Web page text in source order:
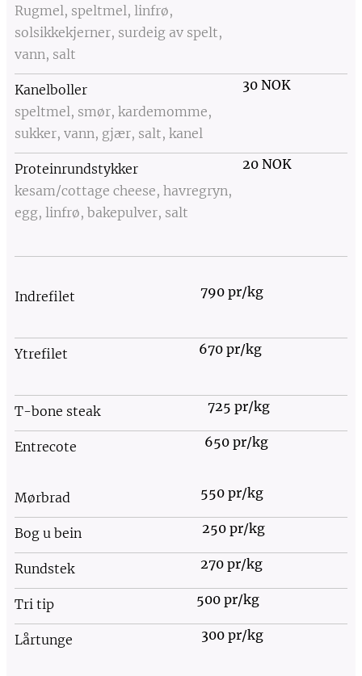
Rugmel, speltmel, linfrø,
solsikkekjerner, surdeig av spelt,
vann, salt
Kanelboller
speltmel, smør, kardemomme,
sukker, vann, gjær, salt, kanel
30 NOK
Proteinrundstykker
kesam/cottage cheese, havregryn,
egg, linfrø, bakepulver, salt
20 NOK
Indrefilet 790 pr/kg
Ytrefilet 670 pr/kg
T-bone steak 725 pr/kg
Entrecote 650 pr/kg
Mørbrad 550 pr/kg
Bog u bein 250 pr/kg
Rundstek 270 pr/kg
Tri tip 500 pr/kg
Lårtunge 300 pr/kg